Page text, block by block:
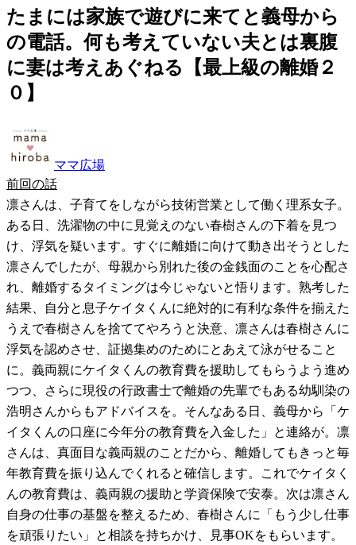
たまには家族で遊びに来てと義母から
の電話。何も考えていない夫とは裏腹
に妻は考えあぐねる【最上級の離婚２
０】
ママ広場
前回の話
凛さんは、子育てをしながら技術営業として働く理系女子。
ある日、洗濯物の中に見覚えのない春樹さんの下着を見つ
け、浮気を疑います。すぐに離婚に向けて動き出そうとした
凛さんでしたが、母親から別れた後の金銭面のことを心配さ
れ、離婚するタイミングは今じゃないと悟ります。熟考した
結果、自分と息子ケイタくんに絶対的に有利な条件を揃えた
うえで春樹さんを捨ててやろうと決意、凛さんは春樹さんに
浮気を認めさせ、証拠集めのためにとあえて泳がせること
に。義両親にケイタくんの教育費を援助してもらうよう進め
つつ、さらに現役の行政書士で離婚の先輩でもある幼馴染の
浩明さんからもアドバイスを。そんなある日、義母から「ケ
イタくんの口座に今年分の教育費を入金した」と連絡が。凛
さんは、真面目な義両親のことだから、離婚してもきっと毎
年教育費を振り込んでくれると確信します。これでケイタく
んの教育費は、義両親の援助と学資保険で安泰。次は凛さん
自身の仕事の基盤を整えるため、春樹さんに「もう少し仕事
を頑張りたい」と相談を持ちかけ、見事OKをもらいます。